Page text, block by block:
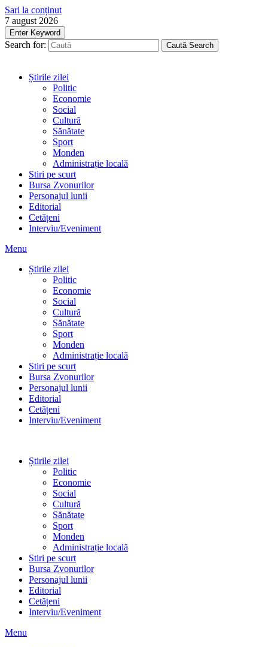
Sari la conținut
7 august 2026
Enter Keyword
Search for: Caută Search
Știrile zilei
Politic
Economie
Social
Cultură
Sănătate
Sport
Monden
Administrație locală
Stiri pe scurt
Bursa Zvonurilor
Personajul lunii
Editorial
Cetățeni
Interviu/Eveniment
Menu
Știrile zilei
Politic
Economie
Social
Cultură
Sănătate
Sport
Monden
Administrație locală
Stiri pe scurt
Bursa Zvonurilor
Personajul lunii
Editorial
Cetățeni
Interviu/Eveniment
Știrile zilei
Politic
Economie
Social
Cultură
Sănătate
Sport
Monden
Administrație locală
Stiri pe scurt
Bursa Zvonurilor
Personajul lunii
Editorial
Cetățeni
Interviu/Eveniment
Menu